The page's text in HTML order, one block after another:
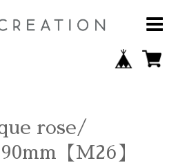
rose/
【M26】